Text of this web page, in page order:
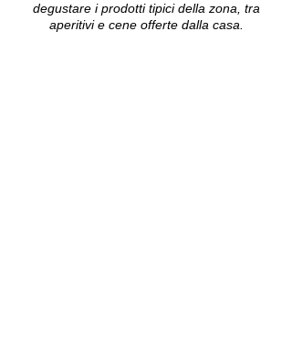
degustare i prodotti tipici della zona, tra
aperitivi e cene offerte dalla casa.